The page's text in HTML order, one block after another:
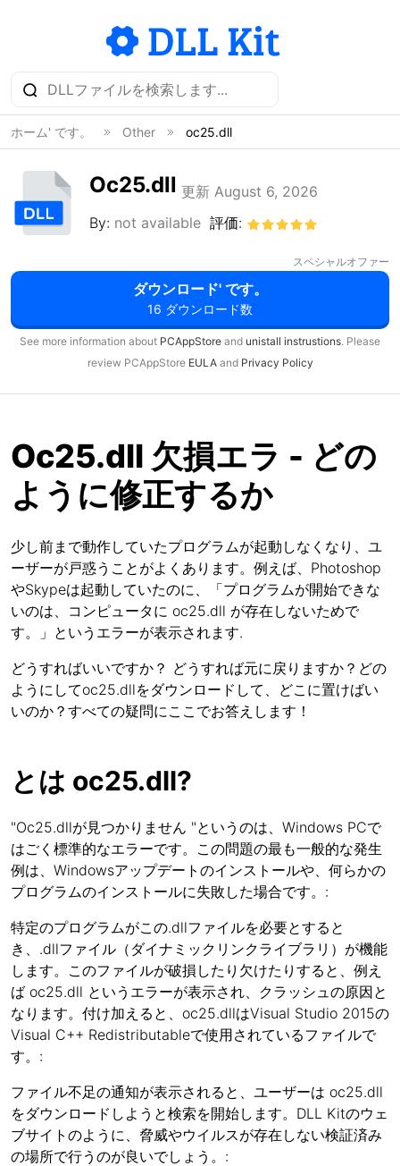
ホーム' です。 Other oc25.dll
Oc25.dll 更新 August 6, 2026
By: not available 評価:
スペシャルオファー
ダウンロード' です。
16 ダウンロード数
See more information about PCAppStore and unistall instrustions. Please
review PCAppStore EULAand Privacy Policy
Oc25.dll 欠損エラ - どの
ように修正するか
少し前まで動作していたプログラムが起動しなくなり、ユ
ーザーが戸惑うことがよくあります。例えば、Photoshop
やSkypeは起動していたのに、「プログラムが開始できな
いのは、コンピュータに oc25.dll が存在しないためで
す。」というエラーが表示されます.
どうすればいいですか？ どうすれば元に戻りますか？どの
ようにしてoc25.dllをダウンロードして、どこに置けばい
いのか？すべての疑問にここでお答えします！
とは oc25.dll?
"Oc25.dllが見つかりません "というのは、Windows PCで
はごく標準的なエラーです。この問題の最も一般的な発生
例は、Windowsアップデートのインストールや、何らかの
プログラムのインストールに失敗した場合です。:
特定のプログラムがこの.dllファイルを必要とすると
き、.dllファイル（ダイナミックリンクライブラリ）が機能
します。このファイルが破損したり欠けたりすると、例え
ば oc25.dll というエラーが表示され、クラッシュの原因と
なります。付け加えると、oc25.dllはVisual Studio 2015の
Visual C++ Redistributableで使用されているファイルで
す。:
ファイル不足の通知が表示されると、ユーザーは oc25.dll
をダウンロードしようと検索を開始します。DLL Kitのウェ
ブサイトのように、脅威やウイルスが存在しない検証済み
の場所で行うのが良いでしょう。: